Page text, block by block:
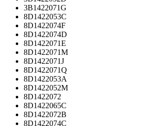
3B1422071G
8D1422053C
8D1422074F
8D1422074D
8D1422071E
8D1422071M
8D1422071J
8D1422071Q
8D1422053A
8D1422052M
8D1422072
8D1422065C
8D1422072B
8D1422074C